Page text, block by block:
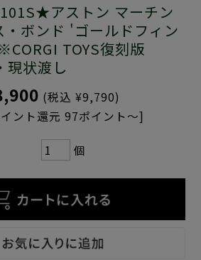
アストン マーチン
・ボンド 'ゴールドフィン
TOYS復刻版
現状渡し
(税込 ¥9,790)
ント還元 97ポイント～]
個